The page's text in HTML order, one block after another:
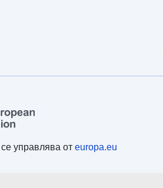
управлява от europa.eu